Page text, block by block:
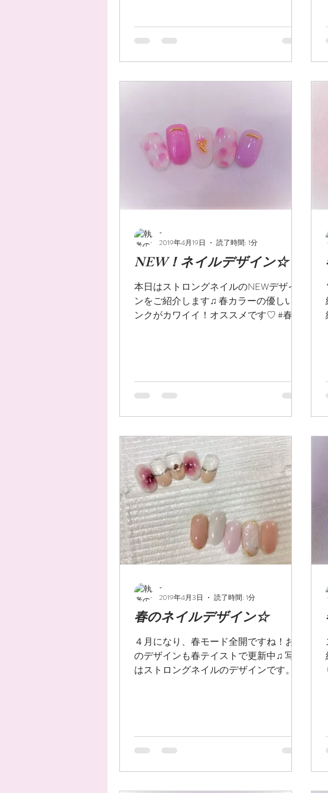
NEW！ネイルデザイン☆
本日はストロングネイルのNEWデザイ
ンをご紹介します♫ 春カラーの優しいピ
ンクがカワイイ！オススメです♡ #春ネ
-
2019年4月19日
読了時間: 1分
春のネイルデザイン☆
４月になり、春モード全開ですね！お店
のデザインも春テイストで更新中♫ 写真
はストロングネイルのデザインです。
-
2019年4月3日
読了時間: 1分